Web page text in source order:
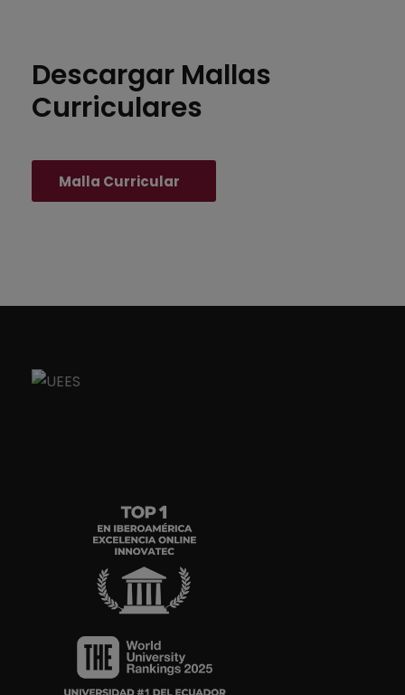
Descargar Mallas
Curriculares
Malla Curricular